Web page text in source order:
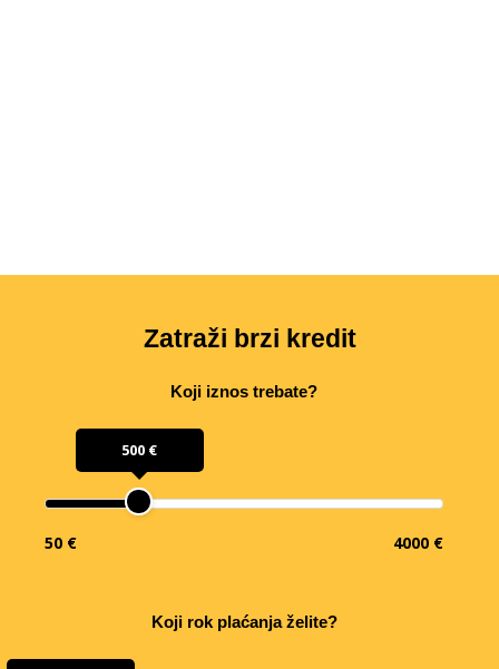
Zatraži brzi kredit
Koji iznos trebate?
500 €
50 € 4000 €
Koji rok plaćanja želite?